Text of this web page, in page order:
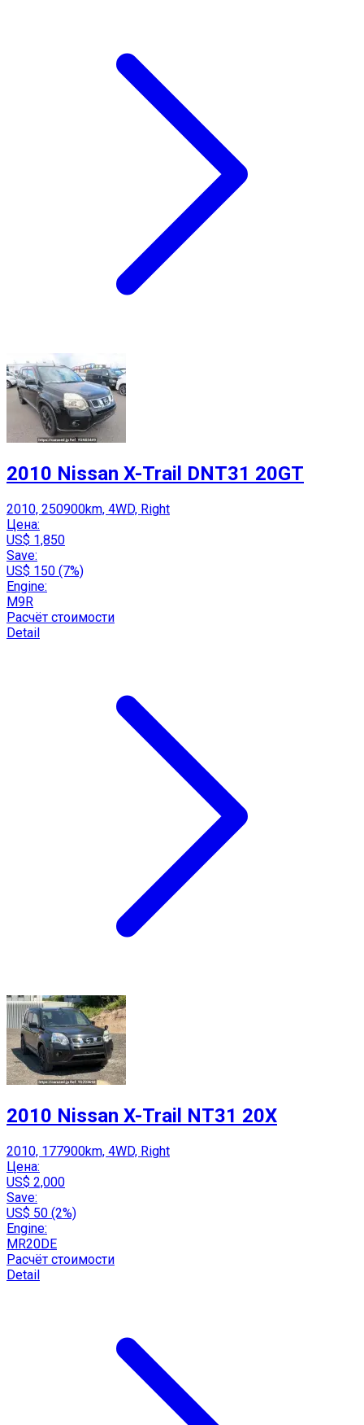
2010 Nissan X-Trail DNT31 20GT
2010, 250900km, 4WD, Right
Цена:
US$ 1,850
Save:
US$ 150 (7%)
Engine:
M9R
Расчёт стоимости
Detail
2010 Nissan X-Trail NT31 20X
2010, 177900km, 4WD, Right
Цена:
US$ 2,000
Save:
US$ 50 (2%)
Engine:
MR20DE
Расчёт стоимости
Detail